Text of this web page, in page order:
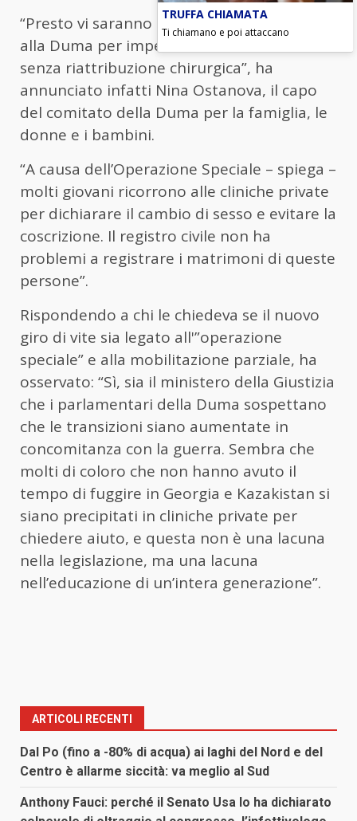
“Presto vi saranno emendamenti introdotti
alla Duma per impedire il cambio di sesso
senza riattribuzione chirurgica”, ha
annunciato infatti Nina Ostanova, il capo
del comitato della Duma per la famiglia, le
donne e i bambini.
“A causa dell’Operazione Speciale – spiega –
molti giovani ricorrono alle cliniche private
per dichiarare il cambio di sesso e evitare la
coscrizione. Il registro civile non ha
problemi a registrare i matrimoni di queste
persone”.
Rispondendo a chi le chiedeva se il nuovo
giro di vite sia legato all'”operazione
speciale” e alla mobilitazione parziale, ha
osservato: “Sì, sia il ministero della Giustizia
che i parlamentari della Duma sospettano
che le transizioni siano aumentate in
concomitanza con la guerra. Sembra che
molti di coloro che non hanno avuto il
tempo di fuggire in Georgia e Kazakistan si
siano precipitati in cliniche private per
chiedere aiuto, e questa non è una lacuna
nella legislazione, ma una lacuna
nell’educazione di un’intera generazione”.
ARTICOLI RECENTI
Dal Po (fino a -80% di acqua) ai laghi del Nord e del
Centro è allarme siccità: va meglio al Sud
Anthony Fauci: perché il Senato Usa lo ha dichiarato
TRUFFA CHIAMATA
Ti chiamano e poi attaccano